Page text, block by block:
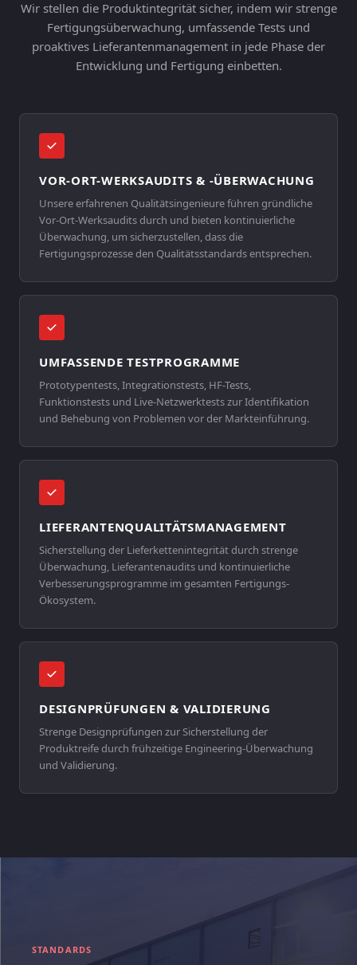
Wir stellen die Produktintegrität sicher, indem wir strenge
Fertigungsüberwachung, umfassende Tests und
proaktives Lieferantenmanagement in jede Phase der
Entwicklung und Fertigung einbetten.
VOR-ORT-WERKSAUDITS & -ÜBERWACHUNG
Unsere erfahrenen Qualitätsingenieure führen gründliche
Vor-Ort-Werksaudits durch und bieten kontinuierliche
Überwachung, um sicherzustellen, dass die
Fertigungsprozesse den Qualitätsstandards entsprechen.
UMFASSENDE TESTPROGRAMME
Prototypentests, Integrationstests, HF-Tests,
Funktionstests und Live-Netzwerktests zur Identifikation
und Behebung von Problemen vor der Markteinführung.
LIEFERANTENQUALITÄTSMANAGEMENT
Sicherstellung der Lieferkettenintegrität durch strenge
Überwachung, Lieferantenaudits und kontinuierliche
Verbesserungsprogramme im gesamten Fertigungs-
Ökosystem.
DESIGNPRÜFUNGEN & VALIDIERUNG
Strenge Designprüfungen zur Sicherstellung der
Produktreife durch frühzeitige Engineering-Überwachung
und Validierung.
STANDARDS